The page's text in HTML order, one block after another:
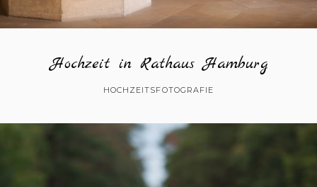
Hochzeit in Rathaus Hamburg
HOCHZEITSFOTOGRAFIE